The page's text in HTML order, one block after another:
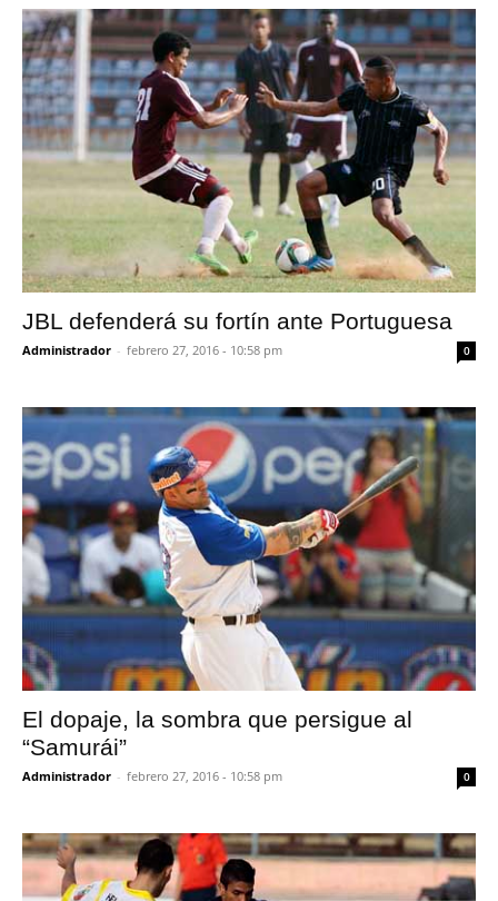
JBL defenderá su fortín ante Portuguesa
Administrador - febrero 27, 2016 - 10:58 pm 0
El dopaje, la sombra que persigue al
“Samurái”
Administrador - febrero 27, 2016 - 10:58 pm 0